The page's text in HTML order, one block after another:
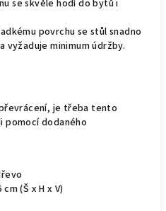
se skvěle hodí do bytů i
povrchu se stůl snadno
vyžaduje minimum údržby.
je třeba tento
dodaného
(Š x H x V)